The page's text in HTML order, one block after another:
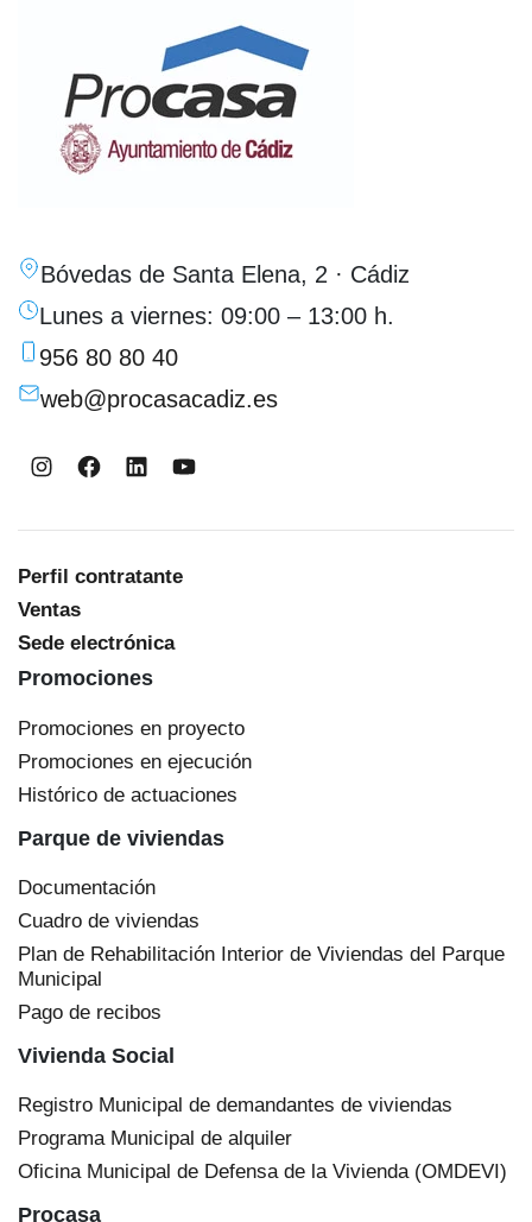
Bóvedas de Santa Elena, 2 · Cádiz
Lunes a viernes: 09:00 – 13:00 h.
956 80 80 40
web@procasacadiz.es
Instagram
Facebook
LinkedInYouTube
Perfil contratante
Ventas
Sede electrónica
Promociones
Promociones en proyecto
Promociones en ejecución
Histórico de actuaciones
Parque de viviendas
Documentación
Cuadro de viviendas
Plan de Rehabilitación Interior de Viviendas del Parque
Municipal
Pago de recibos
Vivienda Social
Registro Municipal de demandantes de viviendas
Programa Municipal de alquiler
Oficina Municipal de Defensa de la Vivienda (OMDEVI)
Procasa